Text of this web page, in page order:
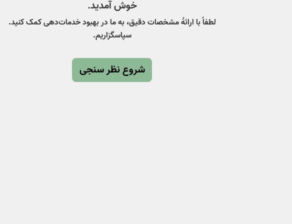
خوش آمدید.
لطفاً با ارائهٔ مشخصات دقیق، به ما در بهبود خدمات‌دهی کمک کنید.
سپاسگزاریم.
شروع نظر سنجی